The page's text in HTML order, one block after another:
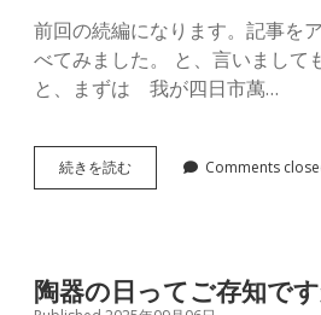
前回の続編になります。記事を
べてみました。 と、言いまして
と、まずは 我が四日市萬…
続きを読む調
べ
た！
Comments
陶器の日ってご存知で